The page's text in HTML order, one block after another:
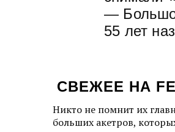
—
55 лет
СВЕЖЕЕ НА
Никто не помнит их
больших акетров,